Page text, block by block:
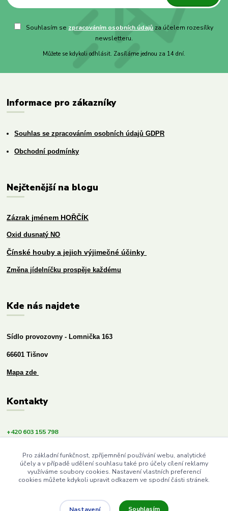
Souhlasím se zpracováním osobních údajů za účelem rozesílky
newsletteru.
Můžete se kdykoli odhlásit. Zasíláme jednou za 14 dní.
Informace pro zákazníky
Souhlas se zpracováním osobních údajů GDPR
Obchodní podmínky
Nejčtenější na blogu
Zázrak jménem HOŘČÍK
Oxid dusnatý NO
Čínské houby a jejich výjimečné účinky
Změna jídelníčku prospěje každému
Kde nás najdete
Sídlo provozovny - Lomnička 163
66601 Tišnov
Mapa zde
Kontakty
+420 603 155 798
info@budemezdravi.cz
Pro základní funkčnost, zpříjemnění používání webu, analytické
účely a v případě udělení souhlasu také pro účely cílení reklamy
využíváme soubory cookies. Nastavení vlastních preferencí
cookies můžete kdykoli upravit odkazem ve spodní části stránek.
Nastavení Souhlasím